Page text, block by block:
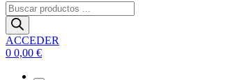
Búsqueda
de
productos
ACCEDER
0 0,00 €